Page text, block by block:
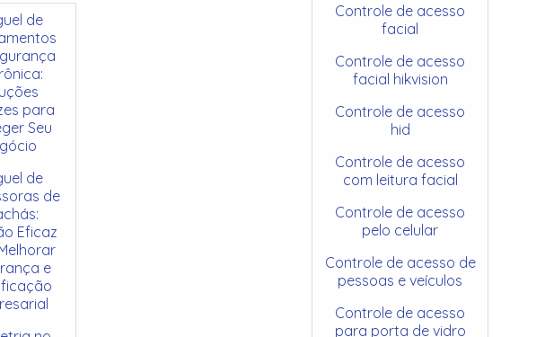
de
para
Seu
de
de
Eficaz
e
Controle de acesso
facial
Controle de acesso
facial hikvision
Controle de acesso
hid
Controle de acesso
com leitura facial
Controle de acesso
pelo celular
Controle de acesso de
pessoas e veículos
Controle de acesso
para porta de vidro